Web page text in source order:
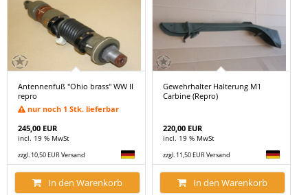
Antennenfuß "Ohio brass" WW II
repro
nur noch 1 Stk. lieferbar
245,00 EUR
incl. 19 % MwSt
zzgl. 10,50 EUR Versand
In den Warenkorb
Gewehrhalter Halterung M1
Carbine (Repro)
220,00 EUR
incl. 19 % MwSt
zzgl. 11,50 EUR Versand
In den Warenkorb